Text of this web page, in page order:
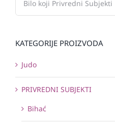
KATEGORIJE PROIZVODA
Judo
PRIVREDNI SUBJEKTI
Bihać